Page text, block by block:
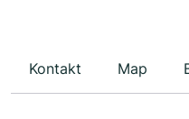
Kontakt Map